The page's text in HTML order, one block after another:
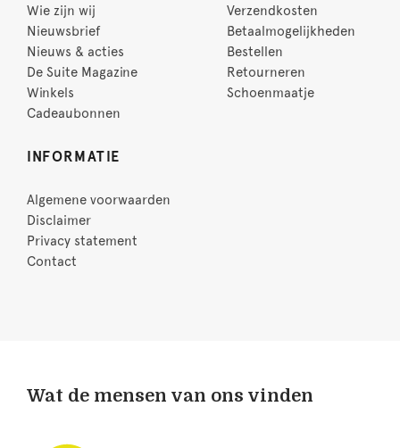
Wie zijn wij
Nieuwsbrief
Nieuws & acties
De Suite Magazine
Winkels
Cadeaubonnen
Verzendkosten
Betaalmogelijkheden
Bestellen
Retourneren
Schoenmaatje
INFORMATIE
Algemene voorwaarden
Disclaimer
Privacy statement
Contact
Wat de mensen van ons vinden